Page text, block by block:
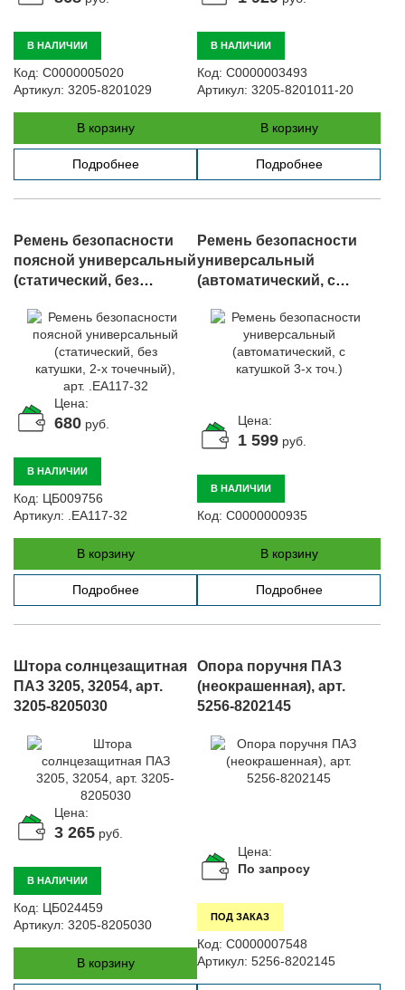
В НАЛИЧИИ
Код: С0000005020
Артикул: 3205-8201029
В корзину
Подробнее
В НАЛИЧИИ
Код: С0000003493
Артикул: 3205-8201011-20
В корзину
Подробнее
Ремень безопасности
поясной универсальный
(статический, без
арт. .ЕА117-32
Цена:
680 руб.
В НАЛИЧИИ
Код: ЦБ009756
Артикул:
.ЕА117-32
В корзину
Подробнее
Ремень безопасности
универсальный
(автоматический, с
Цена:
1 599 руб.
В НАЛИЧИИ
Код: С0000000935
В корзину
Подробнее
Штора солнцезащитная
ПАЗ 3205, 32054, арт.
3205-8205030
Цена:
3 265 руб.
В НАЛИЧИИ
Код: ЦБ024459
Артикул: 3205-8205030
В корзину
Опора поручня ПАЗ
(неокрашенная), арт.
5256-8202145
Цена:
По запросу
ПОД ЗАКАЗ
Код: С0000007548
Артикул: 5256-8202145